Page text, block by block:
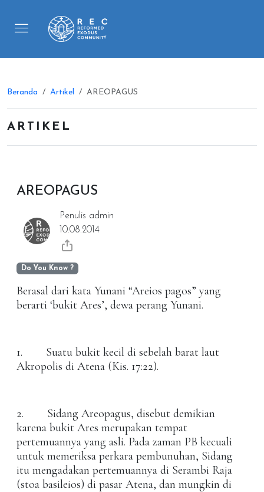
Beranda Artikel AREOPAGUS
ARTIKEL
AREOPAGUS
Penulis admin
10.08.2014
Do You Know ?
Berasal dari kata Yunani “Areios pagos” yang
berarti ‘bukit Ares’, dewa perang Yunani.
1. Suatu bukit kecil di sebelah barat laut
Akropolis di Atena (Kis. 17:22).
2. Sidang Areopagus, disebut demikian
karena bukit Ares merupakan tempat
pertemuannya yang asli. Pada zaman PB kecuali
untuk memeriksa perkara pembunuhan, Sidang
itu mengadakan pertemuannya di Serambi Raja
(stoa basileios) di pasar Atena, dan mungkin di